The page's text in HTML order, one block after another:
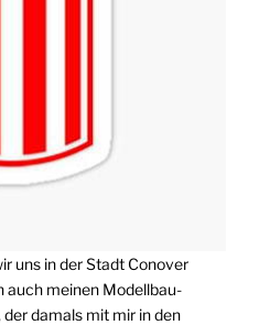
uns in der Stadt Conover
auch meinen Modellbau-
damals mit mir in den